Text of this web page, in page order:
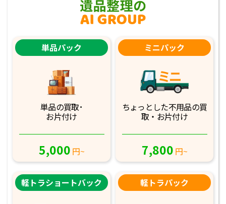
単品パック
単品の買取･
お片付け
5,000 円~
ミニパック
ちょっとした不用品の買
取・お片付け
7,800 円~
軽トラショートバック 軽トラパック